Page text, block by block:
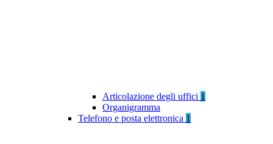
Articolazione degli uffici 1
Organigramma
Telefono e posta elettronica 1